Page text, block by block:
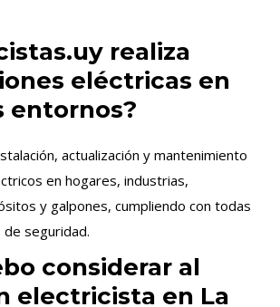
realiza
eléctricas en
entornos?
actualización y mantenimiento
en hogares, industrias,
y galpones, cumpliendo con todas
de seguridad.
considerar al
electricista en La